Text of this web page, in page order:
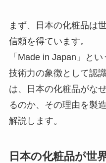
まず、日本の化粧品は
信頼を得ています。
「Made in Japan」と
技術力の象徴として認
は、日本の化粧品がな
るのか、その理由を製
解説します。
日本の化粧品が世